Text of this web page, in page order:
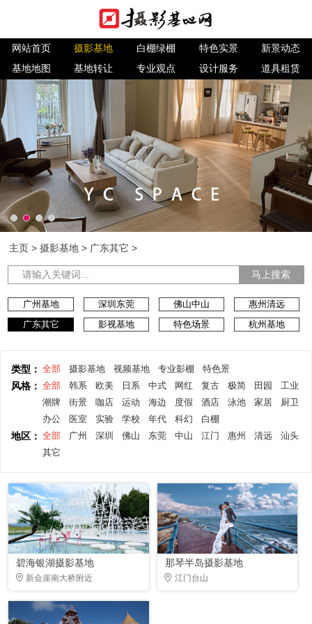
网站首页 摄影基地 白棚绿棚 特色实景
新景动态
基地地图
基地转让 专业观点 设计服务 道具租赁
主页 >摄影基地 > 广东其它 >
马上搜索
广州基地 深圳东莞 佛山中山
惠州清远
广东其它
影视基地 特色场景 杭州基地
类型： 全部 摄影基地 视频基地 专业影棚 特色景
风格： 全部 韩系 欧美 日系 中式 网红 复古 极简 田园
工业
潮牌
街景 咖店 运动 海边 度假 酒店 泳池 家居
厨卫
办公
医室 实验 学校 年代 科幻 白棚
地区： 全部 广州 深圳 佛山 东莞 中山 江门 惠州 清远
汕头
其它
碧海银湖摄影基地
新会崖南大桥附近
那琴半岛摄影基地
江门台山